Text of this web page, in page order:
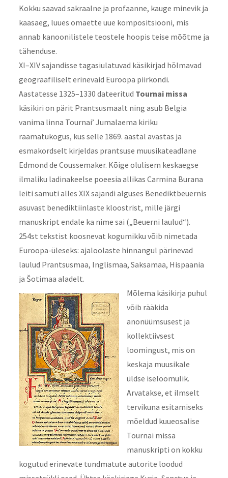
Kokku saavad sakraalne ja profaanne, kauge minevik ja
kaasaeg, luues omaette uue kompositsiooni, mis
annab kanoonilistele teostele hoopis teise mõõtme ja
tähenduse.
XI–XIV sajandisse tagasiulatuvad käsikirjad hõlmavad
geograafiliselt erinevaid Euroopa piirkondi.
Aastatesse 1325–1330 dateeritud Tournai missa
käsikiri on pärit Prantsusmaalt ning asub Belgia
vanima linna Tournai’ Jumalaema kiriku
raamatukogus, kus selle 1869. aastal avastas ja
esmakordselt kirjeldas prantsuse muusikateadlane
Edmond de Coussemaker. Kõige olulisem keskaegse
ilmaliku ladinakeelse poeesia allikas Carmina Burana
leiti samuti alles XIX sajandi alguses Benediktbeuernis
asuvast benediktiinlaste kloostrist, mille järgi
manuskript endale ka nime sai („Beuerni laulud“).
254st tekstist koosnevat kogumikku võib nimetada
Euroopa-üleseks: ajaloolaste hinnangul pärinevad
laulud Prantsusmaa, Inglismaa, Saksamaa, Hispaania
ja Šotimaa aladelt.
Mõlema käsikirja puhul
võib rääkida
anonüümsusest ja
kollektiivsest
loomingust, mis on
keskaja muusikale
üldse iseloomulik.
Arvatakse, et ilmselt
tervikuna esitamiseks
mõeldud kuueosalise
Tournai missa
manuskripti on kokku
kogutud erinevate tundmatute autorite loodud